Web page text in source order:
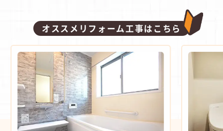
オススメリフォーム工事はこちら